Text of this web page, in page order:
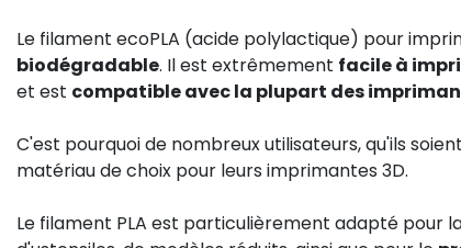
Le filament ecoPLA (acide polylactique) pour
biodégradable. Il est extrêmement facile à
et est compatible avec la plupart des
C'est pourquoi de nombreux utilisateurs, qu'ils
matériau de choix pour leurs imprimantes 3D.
Le filament PLA est particulièrement adapté pour